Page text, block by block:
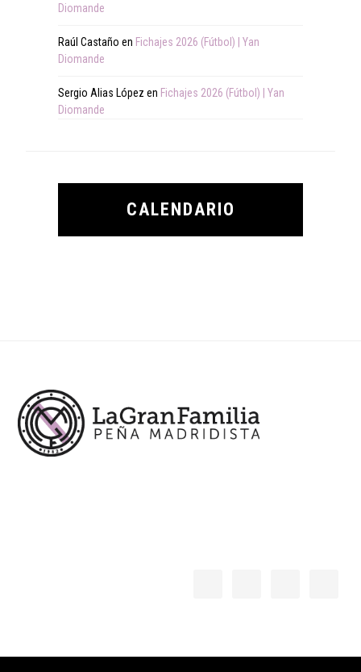
Diomande
Raúl Castaño en Fichajes 2026 (Fútbol) | Yan
Diomande
Sergio Alias López en Fichajes 2026 (Fútbol) | Yan
Diomande
CALENDARIO